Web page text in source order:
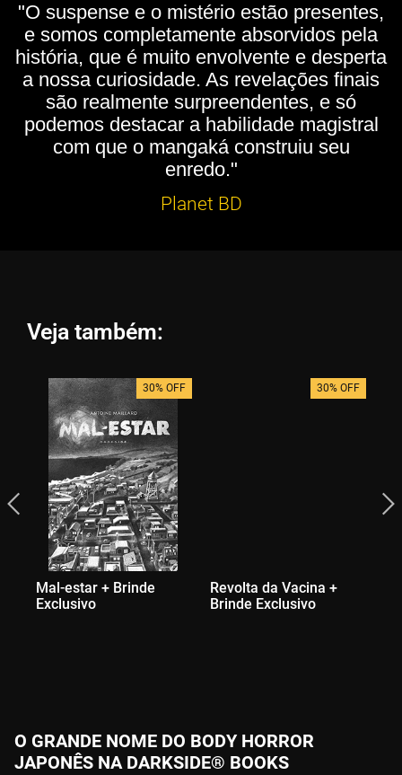
"O suspense e o mistério estão presentes,
e somos completamente absorvidos pela
história, que é muito envolvente e desperta
a nossa curiosidade. As revelações finais
são realmente surpreendentes, e só
podemos destacar a habilidade magistral
com que o mangaká construiu seu
enredo."
Planet BD
Veja também:
30% OFF
Mal-estar + Brinde
Exclusivo
30% OFF
Revolta da Vacina +
Brinde Exclusivo
O GRANDE NOME DO BODY HORROR
JAPONÊS NA DARKSIDE® BOOKS